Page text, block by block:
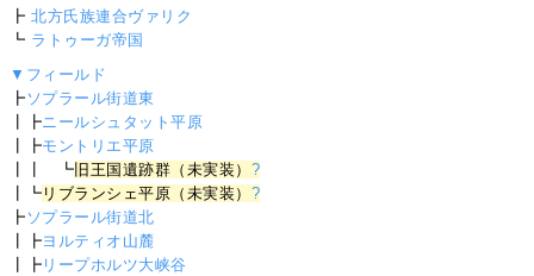
┣北方氏族連合ヴァリク
┗ ラトゥーガ帝国
▼フィールド
┣ ソプラール街道東
┃┣ニールシュタット平原
┃┣モントリエ平原
┃┃ ┗ 旧王国遺跡群（未実装） ?
┃┗ リブランシェ平原（未実装） ?
┣ ソプラール街道北
┃┣ヨルティオ山麓
┃┣ リープホルツ大峡谷